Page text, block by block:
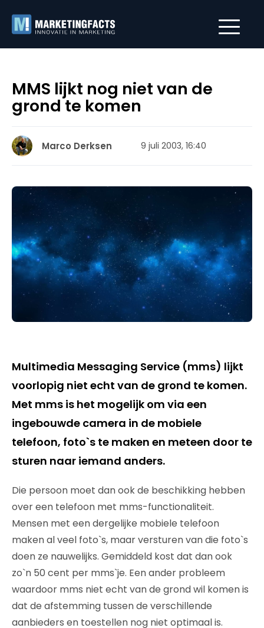
MMS lijkt nog niet van de
grond te komen
Marco Derksen 9 juli 2003, 16:40
Multimedia Messaging Service (mms) lijkt
voorlopig niet echt van de grond te komen.
Met mms is het mogelijk om via een
ingebouwde camera in de mobiele
telefoon, foto`s te maken en meteen door te
sturen naar iemand anders.
Die persoon moet dan ook de beschikking hebben
over een telefoon met mms-functionaliteit.
Mensen met een dergelijke mobiele telefoon
maken al veel foto`s, maar versturen van die foto`s
doen ze nauwelijks. Gemiddeld kost dat dan ook
zo`n 50 cent per mms`je. Een ander probleem
waardoor mms niet echt van de grond wil komen is
dat de afstemming tussen de verschillende
aanbieders en toestellen nog niet optimaal is.